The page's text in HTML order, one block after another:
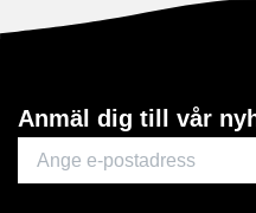
Anmäl dig till vår